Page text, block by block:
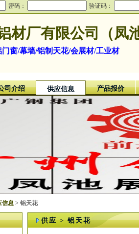
密码： 验证码：
材厂有限公司（凤
窗/幕墙/铝制天花/会展材/工业材
司介绍 供应信息 产品报价
信息 > 铝天花
供应 > 铝天花